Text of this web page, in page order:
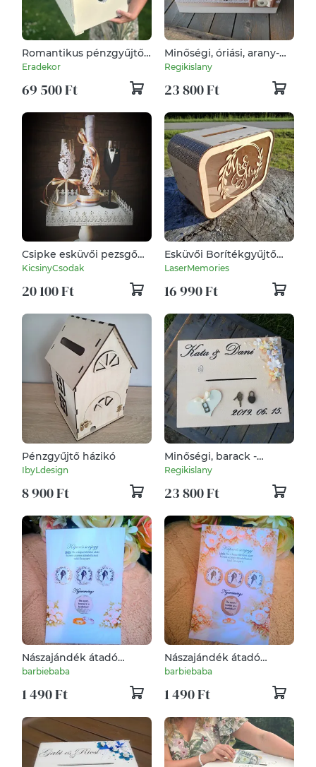
Romantikus pénzgyűjtő
láda esküvőre
Eradekor
69 500 Ft
Minőségi, óriási, arany-
fehér lezárható,
feliratozott esküvői
pénzgyűjtő persely. :-)
Regikislany
23 800 Ft
Csipke esküvői pezsgő
szett
KicsinyCsodak
20 100 Ft
Esküvői Borítékgyűjtő
Doboz Plexivel –
LaserMemories
16 990 Ft
Pénzgyűjtő házikó
IbyLdesign
8 900 Ft
Minőségi, barack -
lezárható, óriás méretű,
feliratozott esküvői
pénzgyűjtő persely. :-)
Regikislany
23 800 Ft
Nászajándék átadó
ajándék kaparós sorsjegy
barbiebaba
1 490 Ft
Nászajándék átadó
ajándék kaparós sorsjegy
barbiebaba
1 490 Ft